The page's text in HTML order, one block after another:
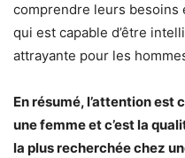
comprendre leurs besoins
qui est capable d’être
attrayante pour les
En résumé, l’attention est
une femme et c’est la
la plus recherchée chez